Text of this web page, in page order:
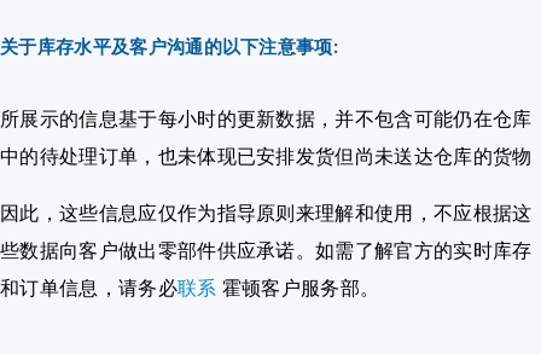
关于库存水平及客户沟通的以下注意事项:
所展示的信息基于每小时的更新数据，并不包含可能仍在仓库
中的待处理订单，也未体现已安排发货但尚未送达仓库的货物
因此，这些信息应仅作为指导原则来理解和使用，不应根据这
些数据向客户做出零部件供应承诺。如需了解官方的实时库存
和订单信息，请务必联系 霍顿客户服务部。